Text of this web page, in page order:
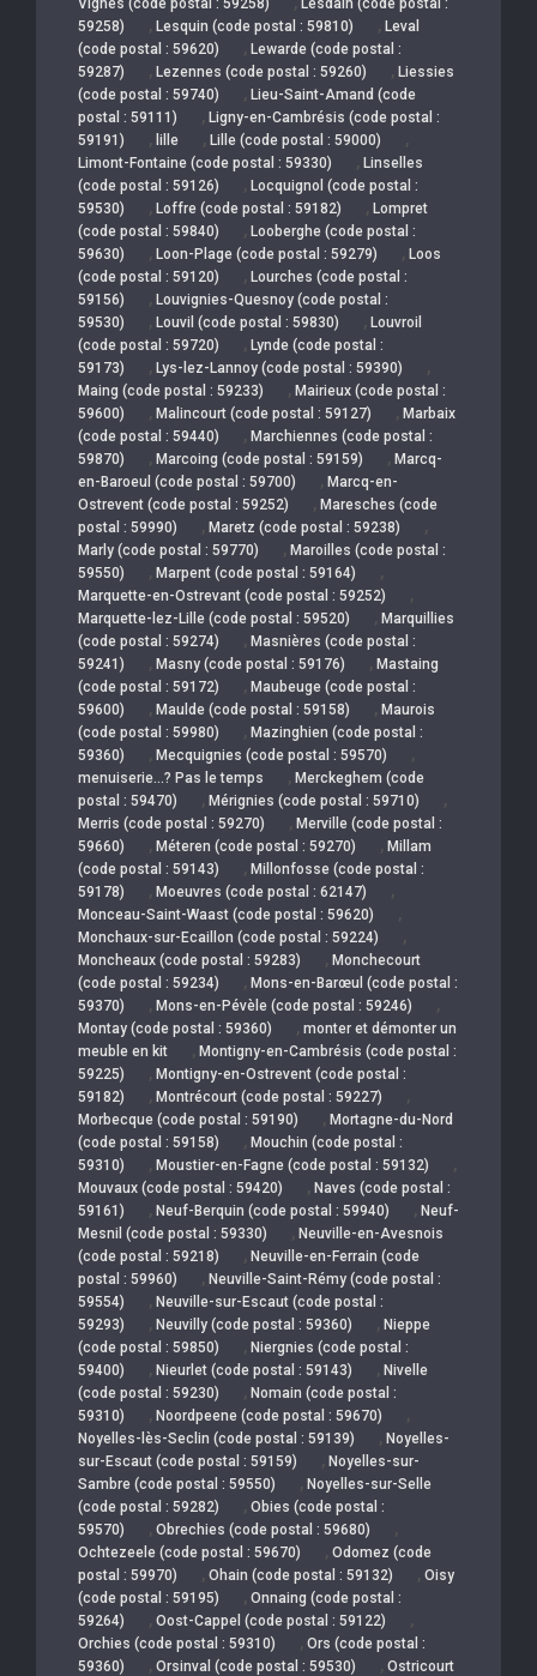
59258)
, Lesquin (code postal : 59810) , Leval
(code postal : 59620)
, Lewarde (code postal :
59287)
, Lezennes (code postal : 59260) , Liessies
(code postal : 59740)
, Lieu-Saint-Amand (code
postal : 59111)
, Ligny-en-Cambrésis (code postal :
59191)
, lille , Lille (code postal : 59000) ,
Limont-Fontaine (code postal : 59330) , Linselles
(code postal : 59126)
, Locquignol (code postal :
59530)
, Loffre (code postal : 59182) , Lompret
(code postal : 59840)
, Looberghe (code postal :
59630)
, Loon-Plage (code postal : 59279) , Loos
(code postal : 59120)
, Lourches (code postal :
59156)
, Louvignies-Quesnoy (code postal :
59530)
, Louvil (code postal : 59830) , Louvroil
(code postal : 59720)
, Lynde (code postal :
59173)
, Lys-lez-Lannoy (code postal : 59390) ,
Maing (code postal : 59233) , Mairieux (code postal :
59600)
, Malincourt (code postal : 59127) , Marbaix
(code postal : 59440)
, Marchiennes (code postal :
59870)
, Marcoing (code postal : 59159) , Marcq-
en-Baroeul (code postal : 59700)
, Marcq-en-
Ostrevent (code postal : 59252)
, Maresches (code
postal : 59990)
, Maretz (code postal : 59238) ,
Marly (code postal : 59770) , Maroilles (code postal :
59550)
, Marpent (code postal : 59164) ,
Marquette-en-Ostrevant (code postal : 59252) ,
Marquette-lez-Lille (code postal : 59520) , Marquillies
(code postal : 59274)
, Masnières (code postal :
59241)
, Masny (code postal : 59176) , Mastaing
(code postal : 59172)
, Maubeuge (code postal :
59600)
, Maulde (code postal : 59158) , Maurois
(code postal : 59980)
, Mazinghien (code postal :
59360)
, Mecquignies (code postal : 59570) ,
menuiserie…? Pas le temps , Merckeghem (code
postal : 59470)
, Mérignies (code postal : 59710) ,
Merris (code postal : 59270) , Merville (code postal :
59660)
, Méteren (code postal : 59270) , Millam
(code postal : 59143)
, Millonfosse (code postal :
59178)
, Moeuvres (code postal : 62147) ,
Monceau-Saint-Waast (code postal : 59620) ,
Monchaux-sur-Ecaillon (code postal : 59224) ,
Moncheaux (code postal : 59283) , Monchecourt
(code postal : 59234)
, Mons-en-Barœul (code postal :
59370)
, Mons-en-Pévèle (code postal : 59246) ,
Montay (code postal : 59360) , monter et démonter un
meuble en kit
, Montigny-en-Cambrésis (code postal :
59225)
, Montigny-en-Ostrevent (code postal :
59182)
, Montrécourt (code postal : 59227) ,
Morbecque (code postal : 59190) , Mortagne-du-Nord
(code postal : 59158)
, Mouchin (code postal :
59310)
, Moustier-en-Fagne (code postal : 59132) ,
Mouvaux (code postal : 59420) , Naves (code postal :
59161)
, Neuf-Berquin (code postal : 59940) , Neuf-
Mesnil (code postal : 59330)
, Neuville-en-Avesnois
(code postal : 59218)
, Neuville-en-Ferrain (code
postal : 59960)
, Neuville-Saint-Rémy (code postal :
59554)
, Neuville-sur-Escaut (code postal :
59293)
, Neuvilly (code postal : 59360) , Nieppe
(code postal : 59850)
, Niergnies (code postal :
59400)
, Nieurlet (code postal : 59143) , Nivelle
(code postal : 59230)
, Nomain (code postal :
59310)
, Noordpeene (code postal : 59670) ,
Noyelles-lès-Seclin (code postal : 59139) , Noyelles-
sur-Escaut (code postal : 59159)
, Noyelles-sur-
Sambre (code postal : 59550)
, Noyelles-sur-Selle
(code postal : 59282)
, Obies (code postal :
59570)
, Obrechies (code postal : 59680) ,
Ochtezeele (code postal : 59670) , Odomez (code
postal : 59970)
, Ohain (code postal : 59132) , Oisy
(code postal : 59195)
, Onnaing (code postal :
59264)
, Oost-Cappel (code postal : 59122) ,
Orchies (code postal : 59310) , Ors (code postal :
59360)
, Orsinval (code postal : 59530) , Ostricourt